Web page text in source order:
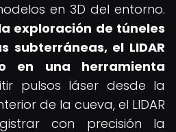
en 3D del entorno.
exploración de túneles
subterráneas, el LIDAR
en una herramienta
pulsos láser desde la
de la cueva, el LIDAR
con precisión la